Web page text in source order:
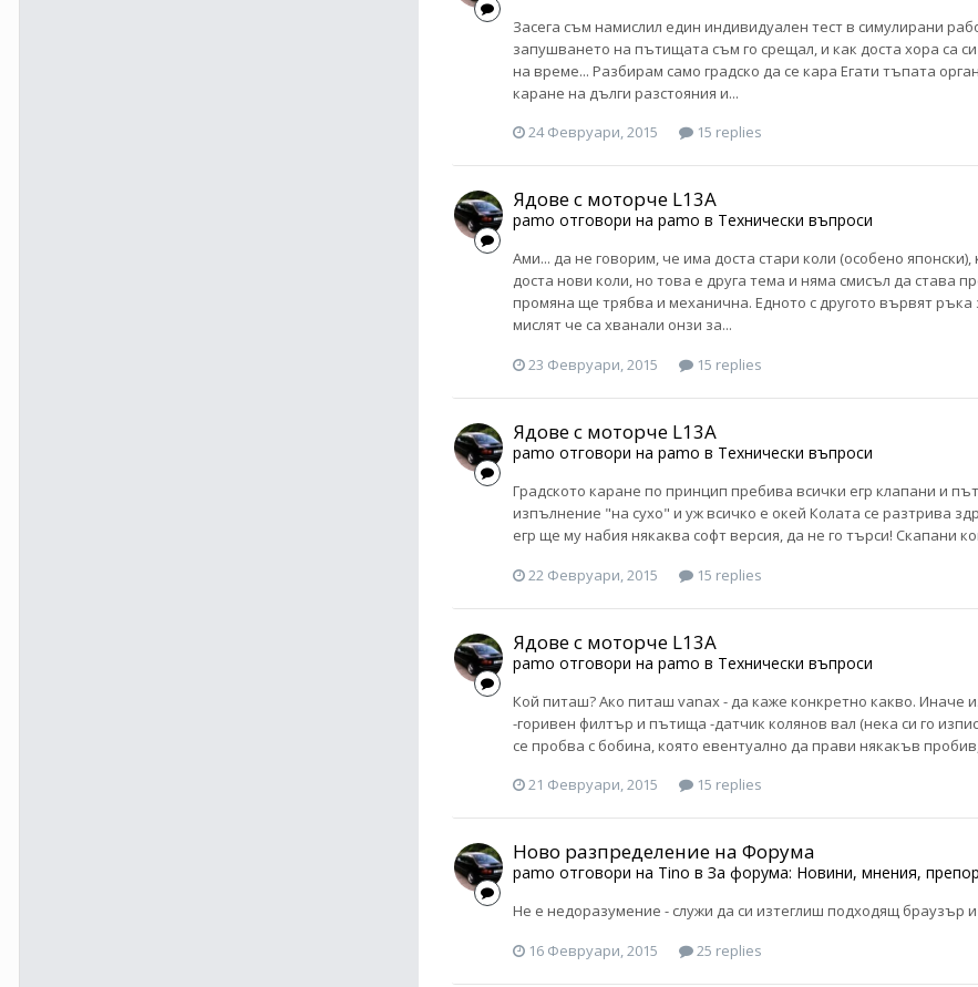
Засега съм намислил един индивидуален тест в симулирани
запушването на пътищата съм го срещал, и как доста хора са
на време... Разбирам само градско да се кара Егати тъпата
каране на дълги разстояния и...
24 Февруари, 2015
15 replies
Ядове с моторче L13A
pamo отговори на pamo в Технически въпроси
Ами... да не говорим, че има доста стари коли (особено
доста нови коли, но това е друга тема и няма смисъл да става
промяна ще трябва и механична. Едното с другото вървят
мислят че са хванали онзи за...
23 Февруари, 2015
15 replies
Ядове с моторче L13A
pamo отговори на pamo в Технически въпроси
Градското каране по принцип пребива всички егр клапани и
изпълнение "на сухо" и уж всичко е окей Колата се разтрива
егр ще му набия някаква софт версия, да не го търси! Скапани
22 Февруари, 2015
15 replies
Ядове с моторче L13A
pamo отговори на pamo в Технически въпроси
Кой питаш? Ако питаш vanax - да каже конкретно какво. Иначе
-горивен филтър и пътища -датчик колянов вал (нека си го
се пробва с бобина, която евентуално да прави някакъв
21 Февруари, 2015
15 replies
Ново разпределение на Форума
pamo отговори на Tino в За форума: Новини, мнения,
Не е недоразумение - служи да си изтеглиш подходящ браузър
16 Февруари, 2015
25 replies